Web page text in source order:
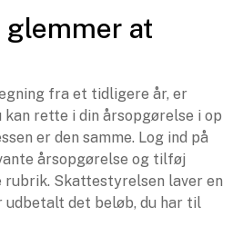
glemmer at
fra et tidligere år, er
rette i din årsopgørelse i op
er den samme. Log ind på
årsopgørelse og tilføj
Skattestyrelsen laver en
udbetalt det beløb, du har til